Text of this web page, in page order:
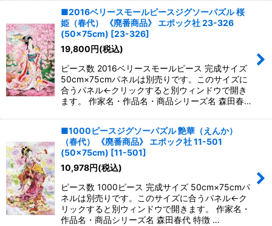
■2016ベリースモールピースジグソーパズル 桜
姫（春代） 《廃番商品》 エポック社 23-326
(50×75cm) [23-326]
19,800円(税込)
ピース数 2016ベリースモールピース 完成サイズ
50cm×75cmパネルは別売りです。このサイズに
合うパネル←クリックすると別ウィンドウで開き
ます。 作家名・作品名・商品シリーズ名 森田春…
■1000ピースジグソーパズル 艶華（えんか）
（春代） 《廃番商品》 エポック社 11-501
(50×75cm) [11-501]
10,978円(税込)
ピース数 1000ピース 完成サイズ 50cm×75cmパ
ネルは別売りです。このサイズに合うパネル←ク
リックすると別ウィンドウで開きます。 作家名・
作品名・商品シリーズ名 森田春代 特徴 …